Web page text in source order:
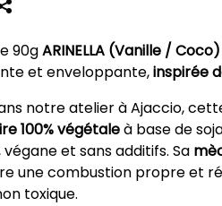
90gARINELLA (Vanille / Coco)
et enveloppante,inspirée
notre atelier à Ajaccio,
100% végétaleà base de
végane et sans additifs. Sa
une combustion propre et
toxique.